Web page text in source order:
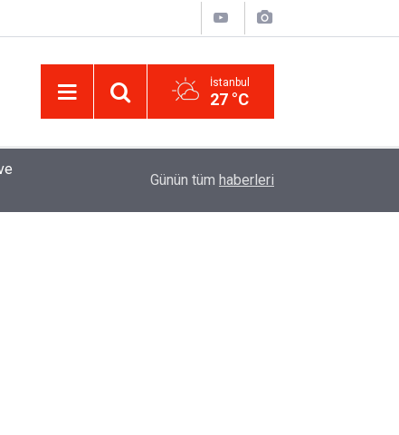
İstanbul
27 °C
Uzadı, Ödeme Kuralları Değişti
Günün tüm haberleri